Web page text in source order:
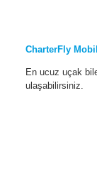
CharterFly
En ucuz uçak
ulaşabilirsiniz.